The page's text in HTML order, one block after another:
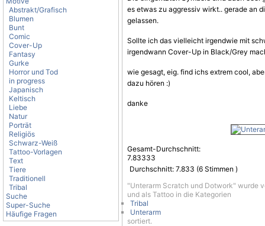
Abstrakt/Grafisch
Blumen
Bunt
Comic
Cover-Up
Fantasy
Gurke
Horror und Tod
in progress
Japanisch
Keltisch
Liebe
Natur
Porträt
Religiös
Schwarz-Weiß
Tattoo-Vorlagen
Text
Tiere
Traditionell
Tribal
Suche
Super-Suche
Häufige Fragen
es etwas zu aggressiv wirkt.. gerade an
gelassen.
Sollte ich das vielleicht irgendwie mit
irgendwann Cover-Up in Black/Grey
wie gesagt, eig. find ichs extrem cool,
dazu hören :)
danke
Gesamt-Durchschnitt:
7.83333
Durchschnitt: 7.833 (6 Stimmen )
"Unterarm Scratch und Dotwork" wurde
und als Tattoo in die Kategorien
Tribal
Unterarm
sortiert.